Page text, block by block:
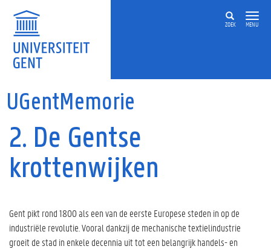
ZOEK MENU
UGentMemorie
2. De Gentse
krottenwijken
Gent pikt rond 1800 als een van de eerste Europese steden in op de
industriële revolutie. Vooral dankzij de mechanische textielindustrie
groeit de stad in enkele decennia uit tot een belangrijk handels- en